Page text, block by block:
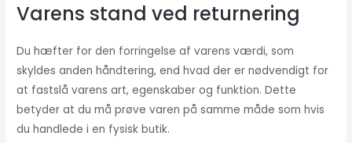
Varens stand ved returnering
Du hæfter for den forringelse af varens værdi, som
skyldes anden håndtering, end hvad der er nødvendigt for
at fastslå varens art, egenskaber og funktion. Dette
betyder at du må prøve varen på samme måde som hvis
du handlede i en fysisk butik.